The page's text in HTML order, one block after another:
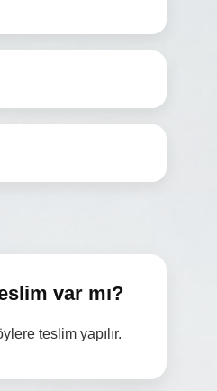
var mı?
teslim yapılır.